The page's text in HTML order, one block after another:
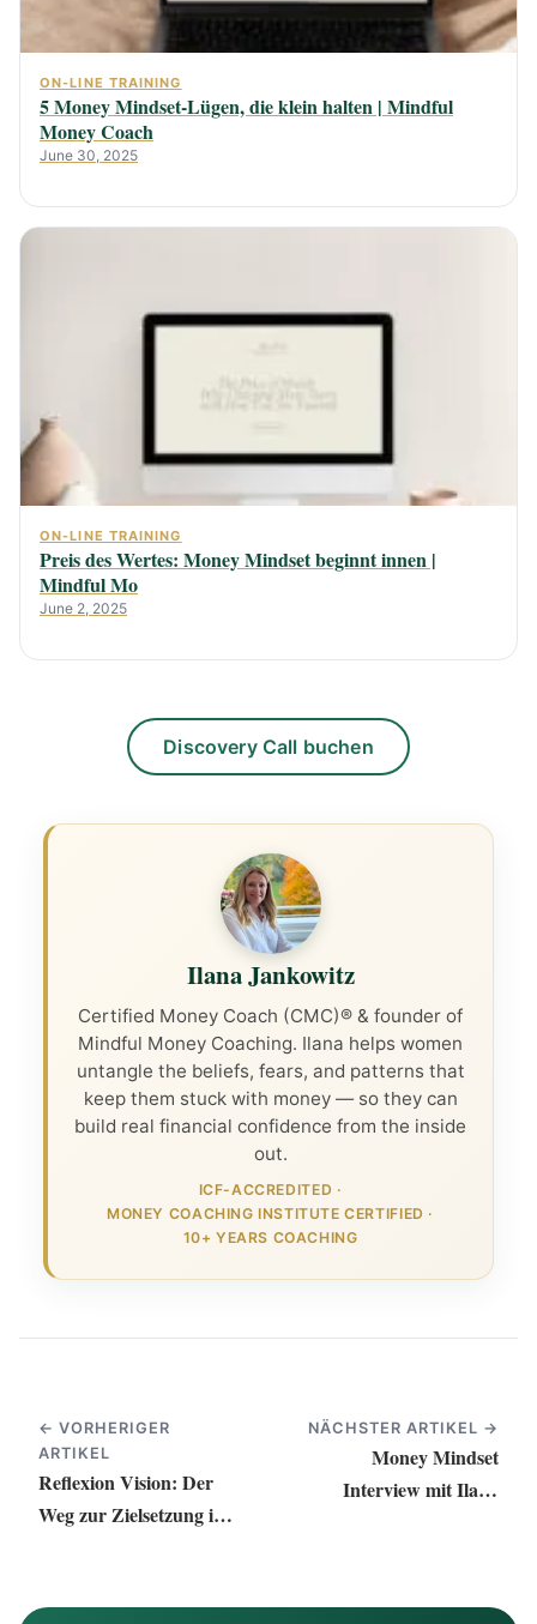
ON-LINE TRAINING
5 Money Mindset-Lügen, die klein halten | Mindful
Money Coach
June 30, 2025
ON-LINE TRAINING
Preis des Wertes: Money Mindset beginnt innen |
Mindful Mo
June 2, 2025
Discovery Call buchen
Ilana Jankowitz
Certified Money Coach (CMC)® & founder of
Mindful Money Coaching. Ilana helps women
untangle the beliefs, fears, and patterns that
keep them stuck with money — so they can
build real financial confidence from the inside
out.
ICF-ACCREDITED ·
MONEY COACHING INSTITUTE CERTIFIED ·
10+ YEARS COACHING
← VORHERIGER
ARTIKEL
Reflexion Vision: Der
Weg zur Zielsetzung im
NÄCHSTER ARTIKEL →
Money Mindset
Interview mit Ilana